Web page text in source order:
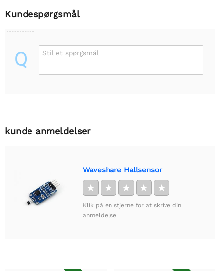
Kundespørgsmål
Q Stil et spørgsmål
kunde anmeldelser
Waveshare Hallsensor
★ ★ ★ ★ ★
Klik på en stjerne for at skrive din
anmeldelse